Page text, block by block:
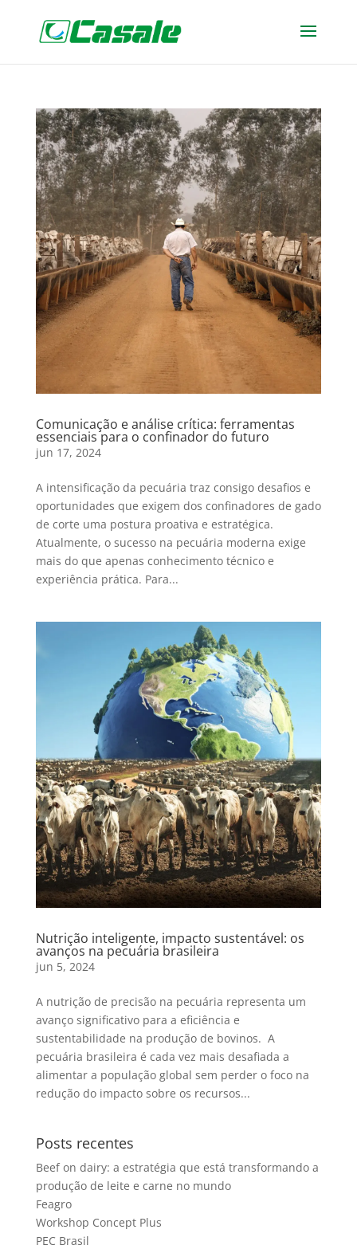
Comunicação e análise crítica: ferramentas
essenciais para o confinador do futuro
jun 17, 2024
A intensificação da pecuária traz consigo desafios e
oportunidades que exigem dos confinadores de gado
de corte uma postura proativa e estratégica.
Atualmente, o sucesso na pecuária moderna exige
mais do que apenas conhecimento técnico e
experiência prática. Para...
Nutrição inteligente, impacto sustentável: os
avanços na pecuária brasileira
jun 5, 2024
A nutrição de precisão na pecuária representa um
avanço significativo para a eficiência e
sustentabilidade na produção de bovinos. A
pecuária brasileira é cada vez mais desafiada a
alimentar a população global sem perder o foco na
redução do impacto sobre os recursos...
Posts recentes
Beef on dairy: a estratégia que está transformando a
produção de leite e carne no mundo
Feagro
Workshop Concept Plus
PEC Brasil